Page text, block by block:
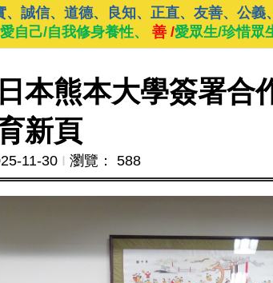
、誠信、道德、良知、正直、友善、公
愛自己/自我修身養性、 善 /愛眾生/珍惜眾
本熊本大學簽署合
新頁
11-30 Ι 瀏覽： 588